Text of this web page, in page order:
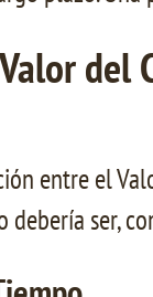
del
entre el
ser,